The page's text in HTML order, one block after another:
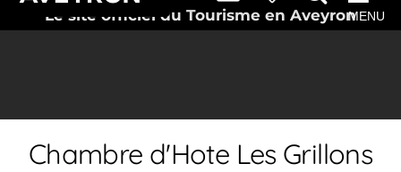
Le site officiel du Tourisme en AveyronMENU
Chambre d'Hote Les Grillons